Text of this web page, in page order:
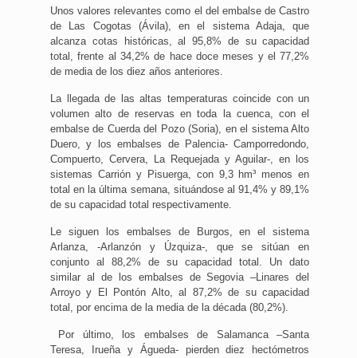
Unos valores relevantes como el del embalse de Castro
de Las Cogotas (Ávila), en el sistema Adaja, que
alcanza cotas históricas, al 95,8% de su capacidad
total, frente al 34,2% de hace doce meses y el 77,2%
de media de los diez años anteriores.
La llegada de las altas temperaturas coincide con un
volumen alto de reservas en toda la cuenca, con el
embalse de Cuerda del Pozo (Soria), en el sistema Alto
Duero, y los embalses de Palencia- Camporredondo,
Compuerto, Cervera, La Requejada y Aguilar-, en los
sistemas Carrión y Pisuerga, con 9,3 hm³ menos en
total en la última semana, situándose al 91,4% y 89,1%
de su capacidad total respectivamente.
Le siguen los embalses de Burgos, en el sistema
Arlanza, -Arlanzón y Úzquiza-, que se sitúan en
conjunto al 88,2% de su capacidad total. Un dato
similar al de los embalses de Segovia –Linares del
Arroyo y El Pontón Alto, al 87,2% de su capacidad
total, por encima de la media de la década (80,2%).
Por último, los embalses de Salamanca –Santa
Teresa, Irueña y Águeda- pierden diez hectómetros